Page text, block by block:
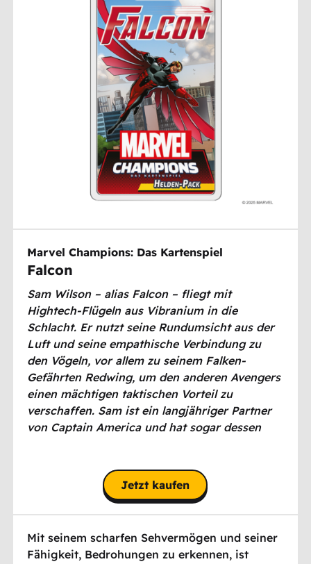
Marvel Champions: Das Kartenspiel
Falcon
Sam Wilson – alias Falcon – fliegt mit
Hightech-Flügeln aus Vibranium in die
Schlacht. Er nutzt seine Rundumsicht aus der
Luft und seine empathische Verbindung zu
den Vögeln, vor allem zu seinem Falken-
Gefährten Redwing, um den anderen Avengers
einen mächtigen taktischen Vorteil zu
verschaffen. Sam ist ein langjähriger Partner
von Captain America und hat sogar dessen
Hoffnung zu geben.
Jetzt kaufen
Mit seinem scharfen Sehvermögen und seiner
Fähigkeit, Bedrohungen zu erkennen, ist